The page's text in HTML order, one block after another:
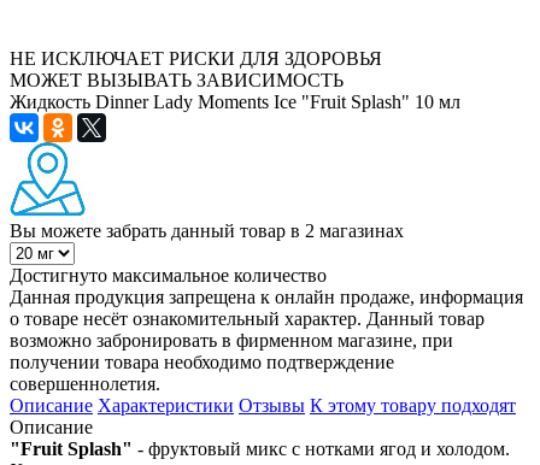
НЕ ИСКЛЮЧАЕТ РИСКИ ДЛЯ ЗДОРОВЬЯ
МОЖЕТ ВЫЗЫВАТЬ ЗАВИСИМОСТЬ
Жидкость Dinner Lady Moments Ice "Fruit Splash" 10 мл
Вы можете забрать данный товар в 2 магазинах
Достигнуто максимальное количество
Данная продукция запрещена к онлайн продаже, информация
о товаре несёт ознакомительный характер. Данный товар
возможно забронировать в фирменном магазине, при
получении товара необходимо подтверждение
совершеннолетия.
Описание Характеристики Отзывы К этому товару подходят
Описание
"Fruit Splash" - фруктовый микс с нотками ягод и холодом.